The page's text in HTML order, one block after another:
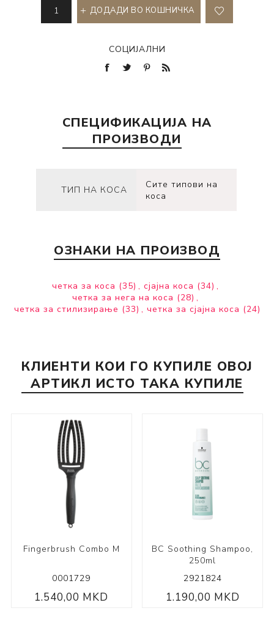
ДОДАДИ ВО КОШНИЧКА
СОЦИЈАЛНИ
СПЕЦИФИКАЦИЈА НА
ПРОИЗВОДИ
ТИП НА КОСА
Сите типови на
коса
ОЗНАКИ НА ПРОИЗВОД
четка за коса (35) , сјајна коса (34) ,
четка за нега на коса (28) ,
четка за стилизирање (33) , четка за сјајна коса (24)
КЛИЕНТИ КОИ ГО КУПИЛЕ ОВОЈ
АРТИКЛ ИСТО ТАКА КУПИЛЕ
Fingerbrush Combo М
0001729
1.540,00 MKD
BC Soothing Shampoo,
250ml
2921824
1.190,00 MKD